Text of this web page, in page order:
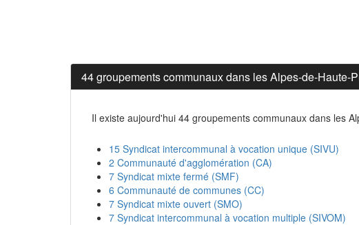
44 groupements communaux dans les Alpes-de-Haute-
Il existe aujourd'hui 44 groupements communaux dans les
15 Syndicat intercommunal à vocation unique (SIVU)
2 Communauté d'agglomération (CA)
7 Syndicat mixte fermé (SMF)
6 Communauté de communes (CC)
7 Syndicat mixte ouvert (SMO)
7 Syndicat intercommunal à vocation multiple (SIVOM)